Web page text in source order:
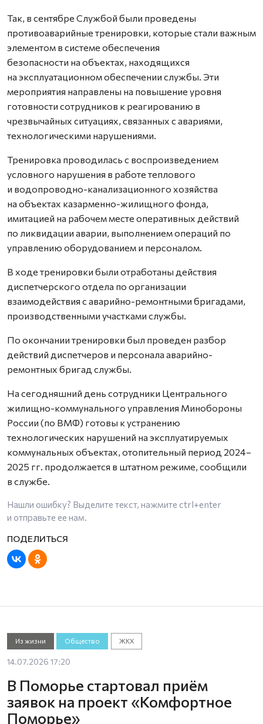
Так, в сентябре Службой были проведены
противоаварийные тренировки, которые стали важным
элементом в системе обеспечения
безопасности на объектах, находящихся
на эксплуатационном обеспечении службы. Эти
мероприятия направлены на повышение уровня
готовности сотрудников к реагированию в
чрезвычайных ситуациях, связанных с авариями,
технологическими нарушениями.
Тренировка проводилась с воспроизведением
условного нарушения в работе теплового
и водопроводно-канализационного хозяйства
на объектах казарменно-жилищного фонда,
имитацией на рабочем месте оперативных действий
по ликвидации аварии, выполнением операций по
управлению оборудованием и персоналом.
В ходе тренировки были отработаны действия
диспетчерского отдела по организации
взаимодействия с аварийно-ремонтными бригадами,
производственными участками службы.
По окончании тренировки был проведен разбор
действий диспетчеров и персонала аварийно-
ремонтных бригад службы.
На сегодняшний день сотрудники Центрального
жилищно-коммунального управления Минобороны
России (по ВМФ) готовы к устранению
технологических нарушений на эксплуатируемых
коммунальных объектах, отопительный период 2024–
2025 гг. продолжается в штатном режиме, сообщили
в службе.
Нашли ошибку? Выделите текст, нажмите ctrl+enter
и отправьте ее нам.
Из жизни Общество ЖКХ
14.07.2026 17:20
В Поморье стартовал приём
заявок на проект «Комфортное
Поморье»